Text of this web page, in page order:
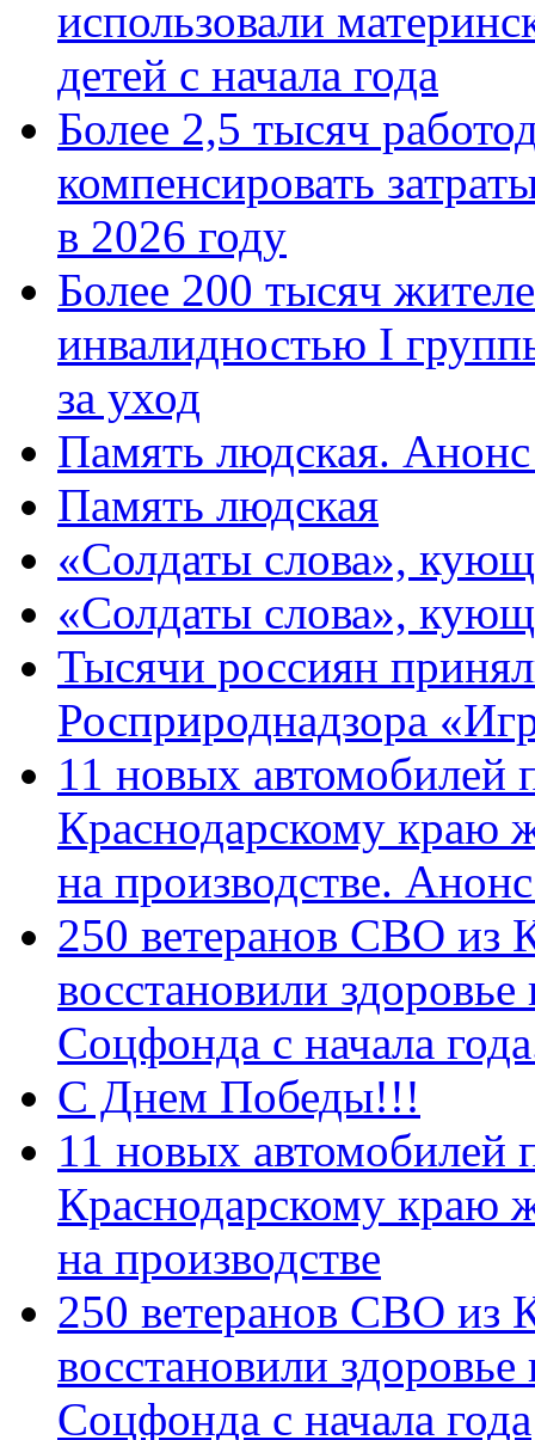
использовали
детей с начала года
Более 2,5 тысяч
компенсировать
в 2026 году
Более 200 тысяч
инвалидностью I
за уход
Память людская.
Память людская
«Солдаты слова»,
«Солдаты слова»,
Тысячи россиян
Росприроднадзора
11 новых автомобилей
Краснодарскому краю
на производстве.
250 ветеранов СВО из
восстановили
Соцфонда с начала
С Днем Победы!!!
11 новых автомобилей
Краснодарскому краю
на производстве
250 ветеранов СВО из
восстановили
Соцфонда с начала года